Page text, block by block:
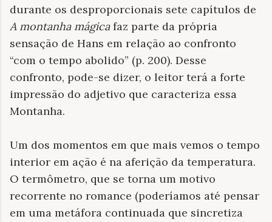
durante os desproporcionais sete capítulos de
A montanha mágicafaz parte da própria
sensação de Hans em relação ao confronto
“com o tempo abolido” (p. 200). Desse
confronto, pode-se dizer, o leitor terá a forte
impressão do adjetivo que caracteriza essa
Montanha.
Um dos momentos em que mais vemos o tempo
interior em ação é na aferição da temperatura.
O termômetro, que se torna um motivo
recorrente no romance (poderíamos até pensar
em uma metáfora continuada que sincretiza